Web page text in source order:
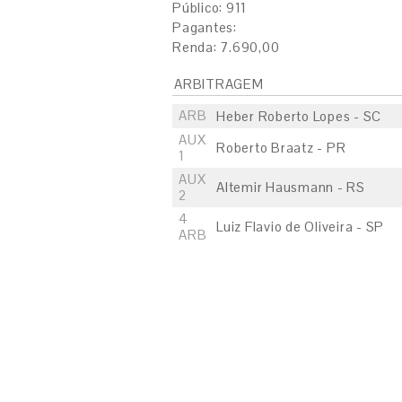
Público: 911
Pagantes:
Renda: 7.690,00
ARBITRAGEM
ARB
Heber Roberto Lopes - SC
AUX
1
Roberto Braatz - PR
AUX
2
Altemir Hausmann - RS
4
ARB
Luiz Flavio de Oliveira - SP